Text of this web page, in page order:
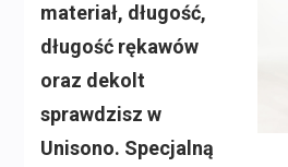
materiał, długość,
długość rękawów
oraz dekolt
sprawdzisz w
Unisono. Specjalną